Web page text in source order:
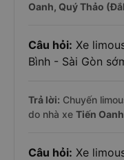
Oanh, Quý Thảo
Câu hỏi: Xe
Bình - Sài Gòn
Trả lời: Chuyến
do nhà xe Tiến Oanh
Câu hỏi: Xe